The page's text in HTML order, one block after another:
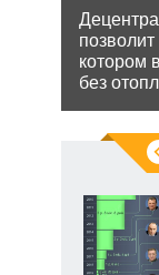
котором
без